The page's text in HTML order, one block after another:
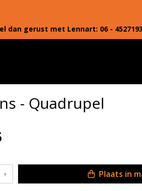
gerust met Lennart: 06 -
- Quadrupel
+ Plaats in